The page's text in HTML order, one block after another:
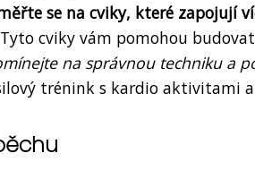
se na cviky, které zapojují
Tyto cviky vám pomohou
na správnou techniku a
trénink s kardio aktivitami a